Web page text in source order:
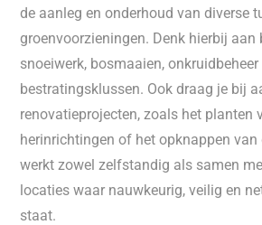
de aanleg en onderhoud van diverse
groenvoorzieningen. Denk hierbij aan
snoeiwerk, bosmaaien, onkruidbeheer
bestratingsklussen. Ook draag je bij
renovatieprojecten, zoals het planten
herinrichtingen of het opknappen van
werkt zowel zelfstandig als samen
locaties waar nauwkeurig, veilig en
staat.